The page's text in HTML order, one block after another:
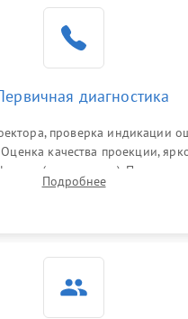
диагностика
проверка индикации
качества проекции,
(точки, пятна). Проверка
по уровню шума
Подробнее